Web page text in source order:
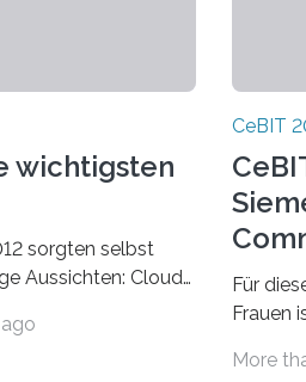
wichtigsten
sorgten selbst
Aussichten: Cloud
– war eines
CeBIT
Für
Frauen
wichtig:
More